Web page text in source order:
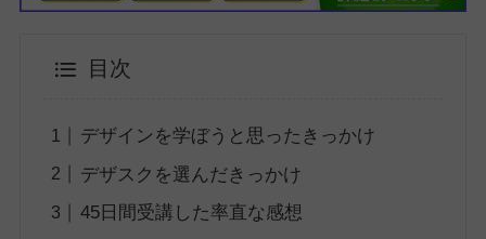
目次
デザインを学ぼうと思ったきっかけ
デザスクを選んだきっかけ
45日間受講した率直な感想